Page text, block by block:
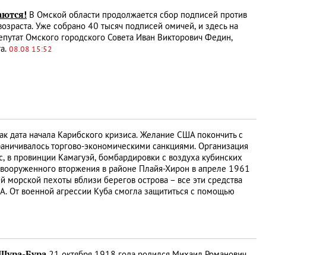
В Омской области продолжается сбор подписей против
Уже собрано 40 тысяч подписей омичей, и здесь на
Омского городского Совета Иван Викторович Федин,
08.08 15:52
дата начала Карибского кризиса. Желание США покончить с
торгово-экономическими санкциями. Организация
провинции Камагуэй, бомбардировки с воздуха кубинских
вторжения в районе Плайя-Хирон в апреле 1961
морской пехоты вблизи берегов острова – все эти средства
От военной агрессии Куба смогла защититься с помощью